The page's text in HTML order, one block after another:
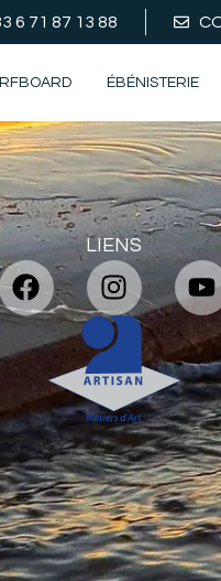
6 71 87 13 88
ÉBÉNISTERIE
LIENS